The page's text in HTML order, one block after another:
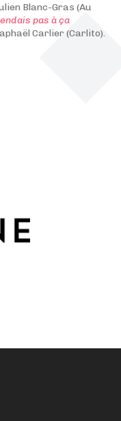
Blanc-Gras (Au
pas à ça
Carlier (Carlito).